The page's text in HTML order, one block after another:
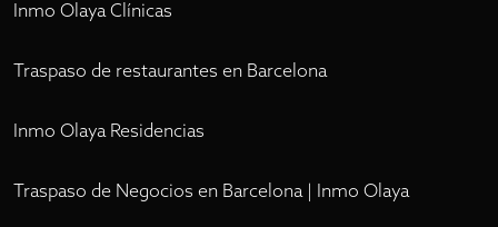
Inmo Olaya Clínicas
Traspaso de restaurantes en Barcelona
Inmo Olaya Residencias
Traspaso de Negocios en Barcelona | Inmo Olaya